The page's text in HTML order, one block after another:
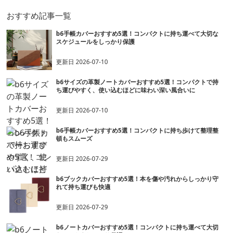
おすすめ記事一覧
b6手帳カバーおすすめ5選！コンパクトに持ち運べて大切な
スケジュールをしっかり保護
更新日2026-07-10
b6サイズの革製ノートカバーおすすめ5選！コンパクトで持
ち運びやすく、使い込むほどに味わい深い風合いに
更新日2026-07-10
b6手帳カバーおすすめ5選！コンパクトに持ち歩けて整理整
頓もスムーズ
更新日2026-07-29
b6ブックカバーおすすめ5選！本を傷や汚れからしっかり守
れて持ち運びも快適
更新日2026-07-29
b6ノートカバーおすすめ5選！コンパクトに持ち運べて大切